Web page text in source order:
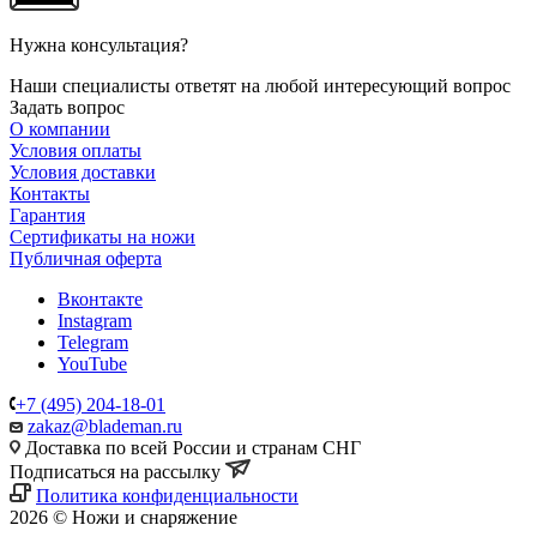
Нужна консультация?
Наши специалисты ответят на любой интересующий вопрос
Задать вопрос
О компании
Условия оплаты
Условия доставки
Контакты
Гарантия
Сертификаты на ножи
Публичная оферта
Вконтакте
Instagram
Telegram
YouTube
+7 (495) 204-18-01
zakaz@blademan.ru
Доставка по всей России и странам СНГ
Подписаться на рассылку
Политика конфиденциальности
2026 © Ножи и снаряжение